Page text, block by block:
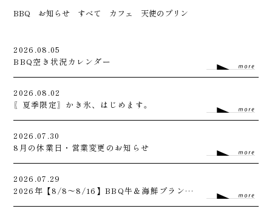
BBQ お知らせ すべて カフェ 天使のプリン
2026.08.05
BBQ空き状況カレンダー
2026.08.02
〖夏季限定〗かき氷、はじめます。
2026.07.30
8月の休業日・営業変更のお知らせ
2026.07.29
2026年【8/8～8/16】BBQ牛＆海鮮プラン受付のお知らせ